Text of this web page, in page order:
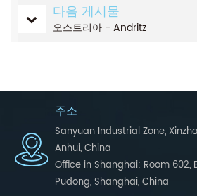
다음 게시물
오스트리아 - Andritz
주소
Sanyuan Industrial Zone,
Anhui, China
Office in Shanghai: Room 602,
Pudong, Shanghai, China